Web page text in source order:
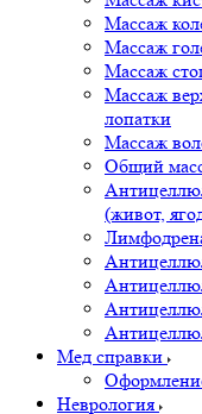
Массаж
Массаж
Массаж
Массаж
лопатки
Массаж
Общий
(живот,
Мед справки
Неврология